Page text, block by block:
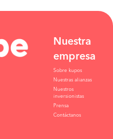
Nuestra
empresa
Sobre kupos
Nuestras alianzas
Nuestros
inversionistas
Prensa
Contáctanos